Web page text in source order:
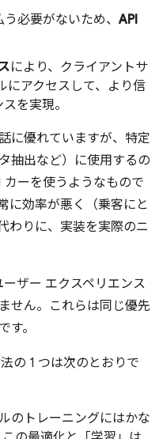
必要がないため、API
により、クライアントサ
にアクセスして、より信
を実現。
に優れていますが、特定
抽出など）に使用するの
カーを使うようなもので
に効率が悪く（乗客にと
わりに、実装を実際のニ
ザー エクスペリエンス
せん。これらは同じ優先
。
の 1 つは次のとおりで
のトレーニングにはかな